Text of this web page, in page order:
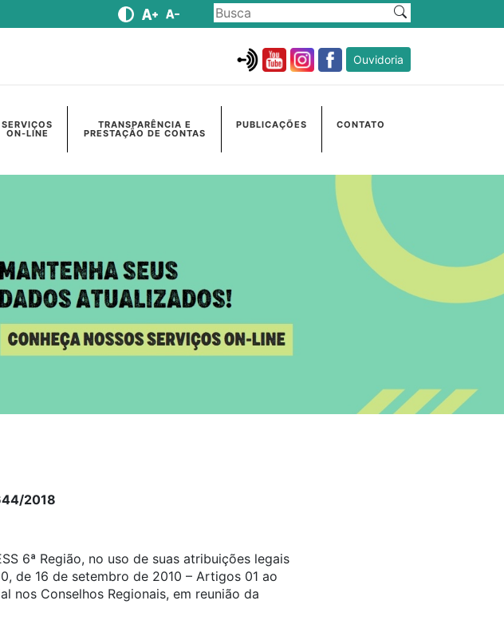
Ouvidoria
SERVIÇOS
ON-LINE
TRANSPARÊNCIA E
PRESTAÇÃO DE CONTAS
PUBLICAÇÕES CONTATO
2018
6ª Região, no uso de suas atribuições legais
de 16 de setembro de 2010 – Artigos 01 ao
nos Conselhos Regionais, em reunião da